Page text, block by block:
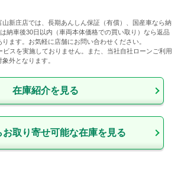
山新庄店では、長期あんしん保証（有償）、国産車なら納
納車後30日以内（車両本体価格での買い取り）なら返品
ます。お気軽に店舗にお問い合わせください。
ビスを実施しておりません。また、当社自社ローンご利用
外となります。
在庫紹介を見る
お取り寄せ可能な在庫を見る